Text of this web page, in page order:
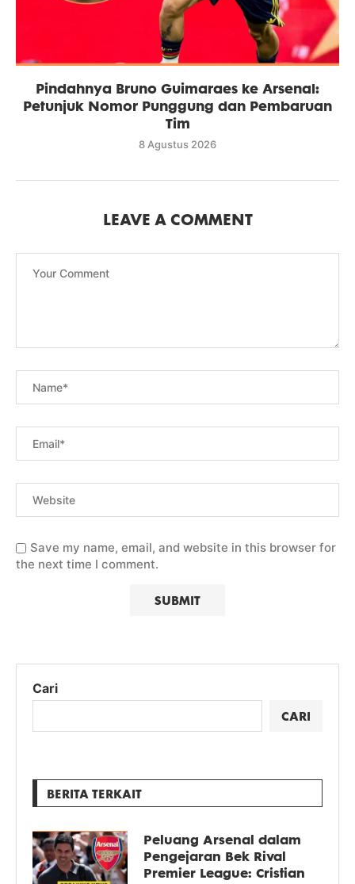
Pindahnya Bruno Guimaraes ke Arsenal:
Petunjuk Nomor Punggung dan Pembaruan
Tim
8 Agustus 2026
LEAVE A COMMENT
Save my name, email, and website in this browser for
the next time I comment.
Cari
CARI
BERITA TERKAIT
Peluang Arsenal dalam
Pengejaran Bek Rival
Premier League: Cristian